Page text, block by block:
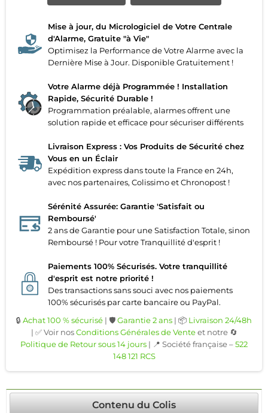
Mise à jour, du Micrologiciel de Votre Centrale
d'Alarme, Gratuite "à Vie"
Optimisez la Performance de Votre Alarme avec la
Dernière Mise à Jour. Disponible Gratuitement !
Votre Alarme déjà Programmée ! Installation
Rapide, Sécurité Durable !
Programmation préalable, alarmes offrent une
solution rapide et efficace pour sécuriser différents
Livraison Express : Vos Produits de Sécurité chez
Vous en un Éclair
Expédition express dans toute la France en 24h,
avec nos partenaires, Colissimo et Chronopost !
Sérénité Assurée: Garantie 'Satisfait ou
Remboursé'
2 ans de Garantie pour une Satisfaction Totale, sinon
Remboursé ! Pour votre Tranquillité d'esprit !
Paiements 100% Sécurisés. Votre tranquillité
d'esprit est notre priorité !
Des transactions sans souci avec nos paiements
100% sécurisés par carte bancaire ou PayPal.
🔒 Achat 100 % sécurisé | 🛡️Garantie 2 ans | 📦 Livraison 24/48h
| ✅ Voir nosConditions Générales de Venteet notre 🔄
Politique de Retour sous 14 jours | 📍 Société française –522
148 121 RCS
Contenu du Colis